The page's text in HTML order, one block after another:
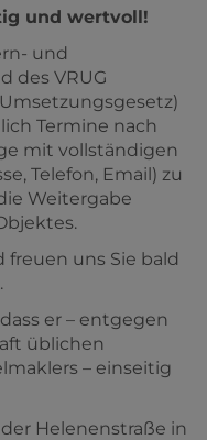
und wertvoll!
und
des VRUG
Termine nach
mit vollständigen
Telefon, Email) zu
Weitergabe
uns Sie bald
er – entgegen
üblichen
– einseitig
Helenenstraße in